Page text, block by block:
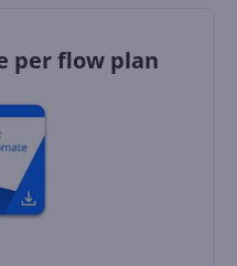
per flow plan